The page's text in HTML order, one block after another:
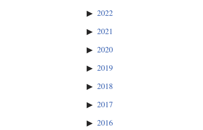
2022
2021
2020
2019
2018
2017
2016